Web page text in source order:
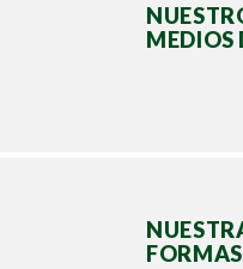
MEDIOS